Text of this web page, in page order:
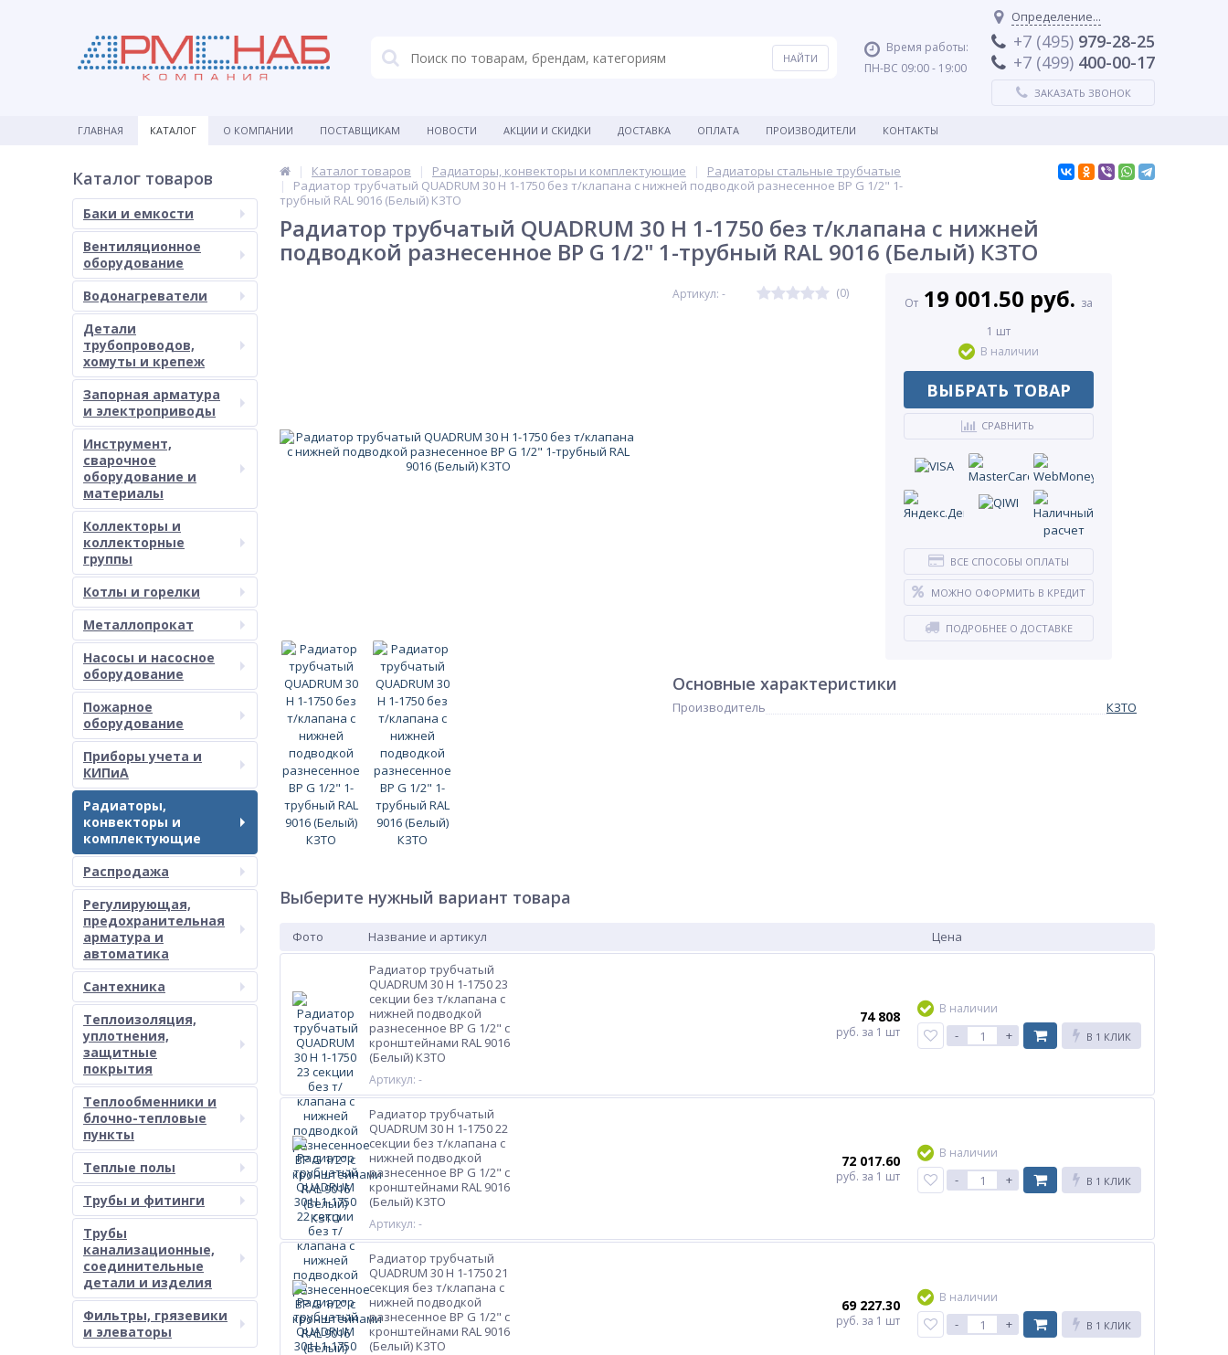
Время работы:
ПН-ВС 09:00 - 19:00
Определение...
+7 (495) 979-28-25
+7 (499) 400-00-17
ЗАКАЗАТЬ ЗВОНОК
ГЛАВНАЯ КАТАЛОГ О КОМПАНИИ ПОСТАВЩИКАМ НОВОСТИ АКЦИИ И СКИДКИ ДОСТАВКА ОПЛАТА ПРОИЗВОДИТЕЛИ КОНТАКТЫ
Каталог товаров
Баки и емкости
Вентиляционное
оборудование
Водонагреватели
Детали
трубопроводов,
хомуты и крепеж
Запорная арматура
и электроприводы
Инструмент,
сварочное
оборудование и
материалы
Коллекторы и
коллекторные
группы
Котлы и горелки
Металлопрокат
Насосы и насосное
оборудование
Пожарное
оборудование
Приборы учета и
КИПиА
Радиаторы,
конвекторы и
комплектующие
Распродажа
Регулирующая,
предохранительная
арматура и
автоматика
Сантехника
Теплоизоляция,
уплотнения,
защитные
покрытия
Теплообменники и
блочно-тепловые
пункты
Теплые полы
Трубы и фитинги
Трубы
канализационные,
соединительные
детали и изделия
Фильтры, грязевики
и элеваторы
Каталог товаров Радиаторы, конвекторы и комплектующие
Радиаторы стальные трубчатые
Радиатор трубчатый QUADRUM 30 H 1-1750 без т/клапана с нижней подводкой разнесенное ВР G 1/2" 1-
трубный RAL 9016 (Белый) КЗТО
Радиатор трубчатый QUADRUM 30 H 1-1750 без т/клапана с нижней
подводкой разнесенное ВР G 1/2" 1-трубный RAL 9016 (Белый) КЗТО
Артикул: - (0)
От 19 001.50 руб. за
1 шт
В наличии
ВЫБРАТЬ ТОВАР
СРАВНИТЬ
ВСЕ СПОСОБЫ ОПЛАТЫ
МОЖНО ОФОРМИТЬ В КРЕДИТ
ПОДРОБНЕЕ О ДОСТАВКЕ
Основные характеристики
Производитель КЗТО
Выберите нужный вариант товара
Фото Название и артикул
Цена
Радиатор трубчатый
QUADRUM 30 H 1-1750 23
секции без т/клапана с
нижней подводкой
разнесенное ВР G 1/2" с
кронштейнами RAL 9016
(Белый) КЗТО
Артикул: -
74 808
руб. за 1 шт
В наличии
- + В 1 КЛИК
Радиатор трубчатый
QUADRUM 30 H 1-1750 22
секции без т/клапана с
нижней подводкой
разнесенное ВР G 1/2" с
кронштейнами RAL 9016
(Белый) КЗТО
Артикул: -
72 017.60
руб. за 1 шт
В наличии
- + В 1 КЛИК
Радиатор трубчатый
QUADRUM 30 H 1-1750 21
секция без т/клапана с
нижней подводкой
разнесенное ВР G 1/2" с
кронштейнами RAL 9016
(Белый) КЗТО
69 227.30
руб. за 1 шт
В наличии
- + В 1 КЛИК